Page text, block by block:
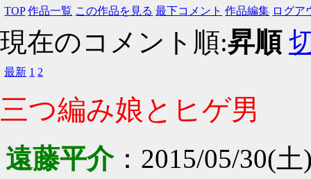
TOP 作品一覧 この作品を見る 最下コメント 作品編集 ログア
現在のコメント順:昇順
最新 1 2
三つ編み娘とヒゲ男
遠藤平介： 2015/05/30(